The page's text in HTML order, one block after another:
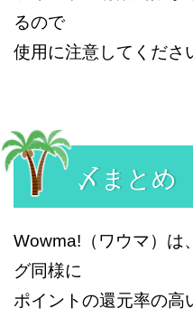
るので
使用に注意してくださ
〆まとめ
Wowma!（ワウマ）は
グ同様に
ポイントの還元率の高